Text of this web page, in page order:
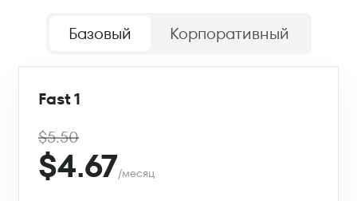
Базовый Корпоративный
Fast 1
$5.50
$4.67/месяц